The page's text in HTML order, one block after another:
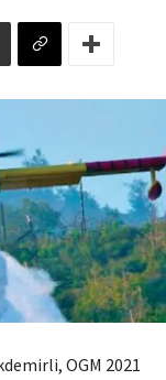
OGM 2021